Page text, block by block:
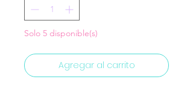
Solo 5 disponible(s)
Agregar al carrito